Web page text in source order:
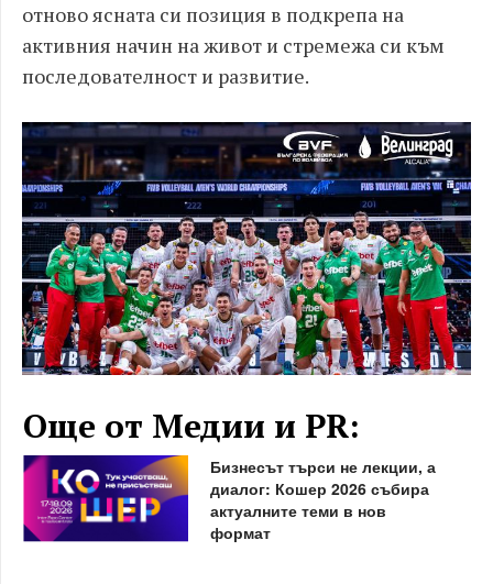
отново ясната си позиция в подкрепа на
активния начин на живот и стремежа си към
последователност и развитие.
Още от Медии и PR:
Бизнесът търси не лекции, а
диалог: Кошер 2026 събира
актуалните теми в нов
формат